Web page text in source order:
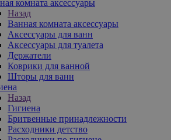
комната аксессуары
Назад
Ванная комната аксессуары
Аксессуары для ванн
Аксессуары для туалета
Держатели
Коврики для ванной
Шторы для ванн
Назад
Гигиена
Бритвенные принадлежности
Расходники детство